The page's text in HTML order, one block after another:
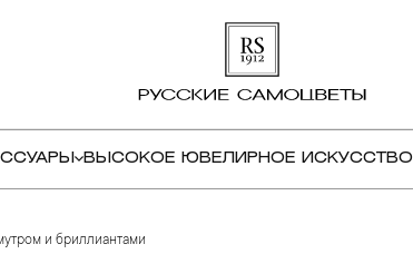
ВЫСОКОЕ ЮВЕЛИРНОЕ ИСКУССТВО
и бриллиантами